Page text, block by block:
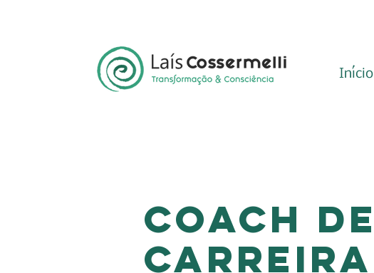
Início
COACH DE
CARREIRA